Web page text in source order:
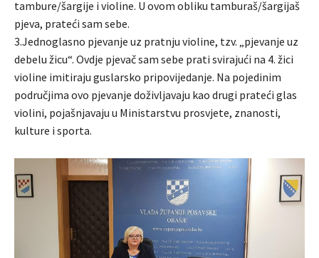
tambure/šargije i violine. U ovom obliku tamburaš/šargijaš
pjeva, prateći sam sebe.
3.Jednoglasno pjevanje uz pratnju violine, tzv. „pjevanje uz
debelu žicu“. Ovdje pjevač sam sebe prati svirajući na 4. žici
violine imitiraju guslarsko pripovijedanje. Na pojedinim
područjima ovo pjevanje doživljavaju kao drugi prateći glas
violini, pojašnjavaju u Ministarstvu prosvjete, znanosti,
kulture i sporta.